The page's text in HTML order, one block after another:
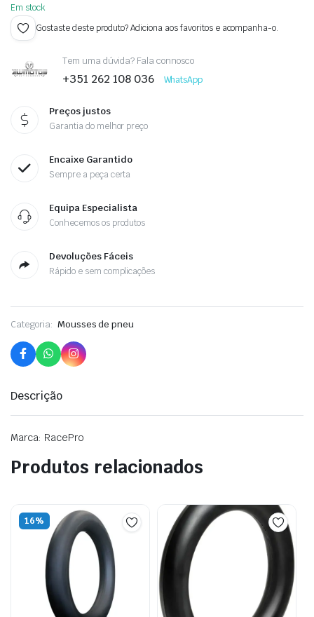
Em stock
Gostaste deste produto? Adiciona aos favoritos e acompanha-o.
Tem uma dúvida? Fala connosco
+351 262 108 036 WhatsApp
Preços justos
Garantia do melhor preço
Encaixe Garantido
Sempre a peça certa
Equipa Especialista
Conhecemos os produtos
Devoluções Fáceis
Rápido e sem complicações
Categoria: Mousses de pneu
Descrição
Marca: RacePro
Produtos relacionados
16%